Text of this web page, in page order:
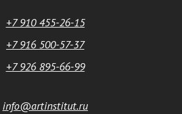
+7 910 455-26-15
+7 916 500-57-37
+7 926 895-66-99
info@artinstitut.ru